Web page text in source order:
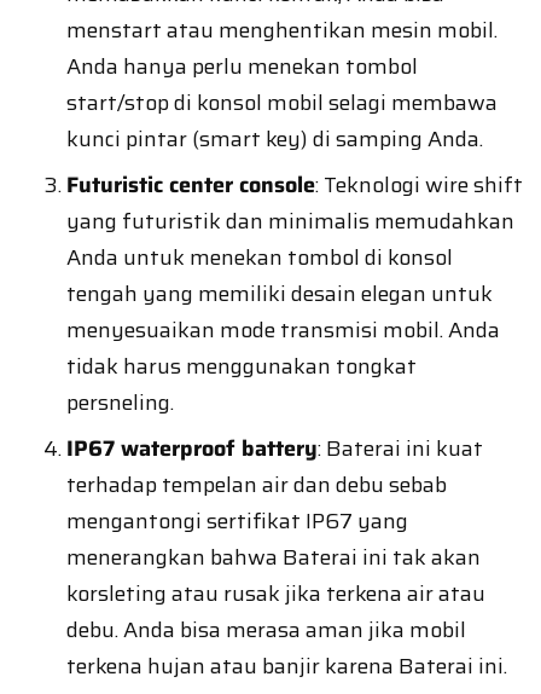
menstart atau menghentikan mesin mobil.
Anda hanya perlu menekan tombol
start/stop di konsol mobil selagi membawa
kunci pintar (smart key) di samping Anda.
Futuristic center console: Teknologi wire shift
yang futuristik dan minimalis memudahkan
Anda untuk menekan tombol di konsol
tengah yang memiliki desain elegan untuk
menyesuaikan mode transmisi mobil. Anda
tidak harus menggunakan tongkat
persneling.
IP67 waterproof battery: Baterai ini kuat
terhadap tempelan air dan debu sebab
mengantongi sertifikat IP67 yang
menerangkan bahwa Baterai ini tak akan
korsleting atau rusak jika terkena air atau
debu. Anda bisa merasa aman jika mobil
terkena hujan atau banjir karena Baterai ini.